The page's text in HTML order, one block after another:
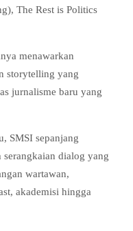
The Rest is Politics
menawarkan
storytelling yang
jurnalisme baru yang
SMSI sepanjang
dialog yang
wartawan,
akademisi hingga